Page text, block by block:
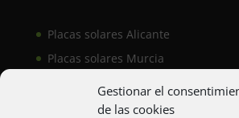
Gestionar el
de las cookies
Placas solares Alicante
Placas solares Murcia